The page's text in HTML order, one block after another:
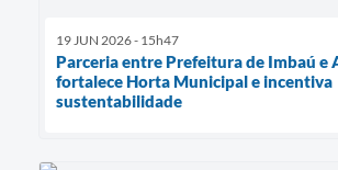
19 JUN 2026 - 15h47
Parceria entre Prefeitura de Imbaú e
fortalece Horta Municipal e incentiva
sustentabilidade